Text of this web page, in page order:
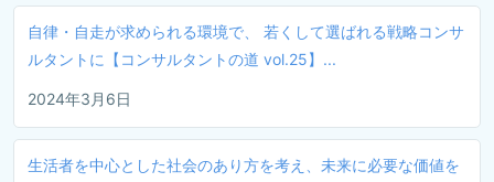
自律・自走が求められる環境で、 若くして選ばれる戦略コンサ
ルタントに【コンサルタントの道 vol.25】...
2024年3月6日
生活者を中心とした社会のあり方を考え、未来に必要な価値を